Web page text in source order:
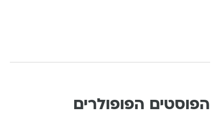
הפוסטים הפופולרים